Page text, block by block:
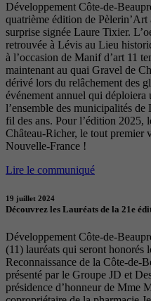
Développement Côte-de-
quatrième édition de
surprise signée Laure Tixier.
retrouvée à Lévis au Lieu
à l’occasion de Manif d’art 11
maintenant au quai Gravel de
dérivé lors du relâchement des
événement annuel qui
l’ensemble des municipalités
fil des ans. Pour l’édition 2025,
Château-Richer, le tout premier
Nouvelle-France !
Lire le communiqué
19 juillet 2024
Découvrez les Lauréats de la 21e
Développement Côte-de-
(11) lauréats qui seront honorés
Reconnaissance de la Côte-de-
présenté par le Groupe JD et
présidence d’honneur de Mme